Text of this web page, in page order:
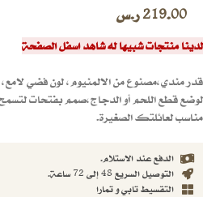
219.00ر.س
لدينا منتجات شبيها له شاهد اسفل الصفحة
قدر مندي،مصنوع من الالمنيوم، لون فضي
لوضع قطع اللحم أو الدجاج،صمم بفتحات
مناسب لعائلتك الصغيرة.
الدفع عند الاستلام.
التوصيل السريع 48 إلى 72 ساعة.
التقسيط تابي و تمارا